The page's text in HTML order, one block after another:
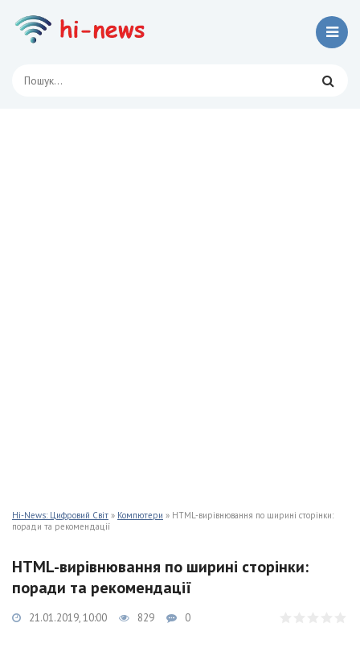
Hi-News: Цифровий Світ » Компютери » HTML-вирівнювання по ширині сторінки:
поради та рекомендації
HTML-вирівнювання по ширині сторінки:
поради та рекомендації
21.01.2019, 10:00 829 0